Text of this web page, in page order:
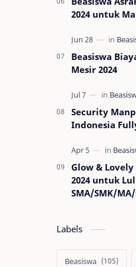
2024 untuk
Beasiswa
Mesir 2024
Security
Indonesia
Glow &
2024 untuk
SMA/SMK/
Labels
Beasiswa